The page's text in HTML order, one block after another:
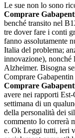
Le sue non lo sono
Comprare
benché transito nel
tre dover fare i conti
fanno assolutamente
Italia del problema;
innovazione), nonché
Alzheimer. Bisogna
Comprare
Comprare
avere nei rapporti
settimana di un
della personalità dei
commento Io correrà
e. Ok Leggi tutti, ieri